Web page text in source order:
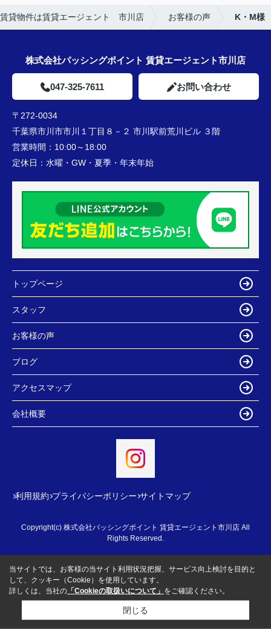
貸物件は賃貸エージェント 市川店 お客様の声 K・M様
株式会社パッシングポイント 賃貸エージェント市川店
047-325-7611 お問い合わせ
〒272-0034
千葉県市川市市川１丁目８－２ 市川駅前荒川ビル ３階
営業時間： 10:00～18:00
定休日： 水曜・GW・夏季・年末年始
トップページ
スタッフ
お客様の声
ブログ
アクセスマップ
会社概要
利用規約 プライバシーポリシー サイトマップ
Copyright(c) 株式会社パッシングポイント 賃貸エージェント市川店 All
Rights Reserved.
当サイトでは、お客様の当サイト利用状況把握、サービス向上検討を目的と
して、クッキー（Cookie）を使用しています。
詳しくは、当社の 「Cookieの取扱いについて」 をご確認ください。
閉じる